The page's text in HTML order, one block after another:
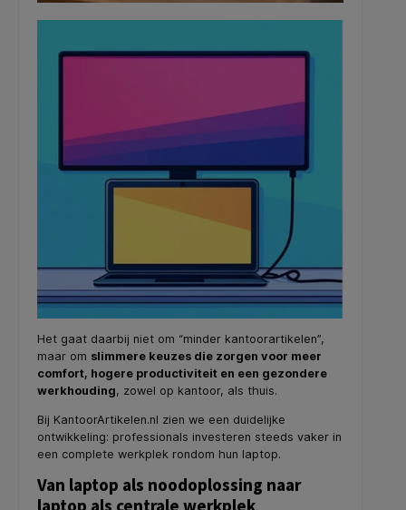
Het gaat daarbij niet om “minder kantoorartikelen”,
maar om slimmere keuzes die zorgen voor meer
comfort, hogere productiviteit en een gezondere
werkhouding, zowel op kantoor, als thuis.
Bij KantoorArtikelen.nl zien we een duidelijke
ontwikkeling: professionals investeren steeds vaker in
een complete werkplek rondom hun laptop.
Van laptop als noodoplossing naar
laptop als centrale werkplek